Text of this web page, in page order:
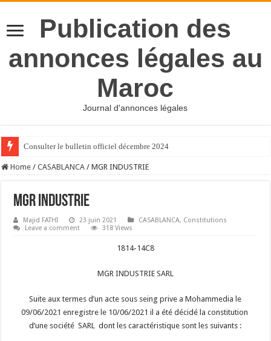
Publication des
annonces légales au
Maroc
Journal d'annonces légales
Consulter le bulletin officiel décembre 2024
Home / CASABLANCA / MGR INDUSTRIE
MGR INDUSTRIE
Majid FATHI 23 juin 2021 CASABLANCA, Constitutions
Leave a comment
318 Views
1814-14C8
MGR INDUSTRIE SARL
Suite aux termes d’un acte sous seing prive a Mohammedia le
09/06/2021 enregistre le 10/06/2021 il a été décidé la constitution
d’une société SARL dont les caractéristique sont les suivants :